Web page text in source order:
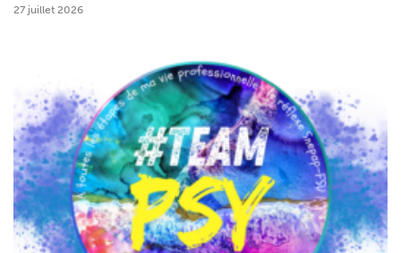
27 juillet 2026